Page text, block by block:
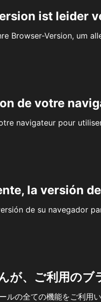
ist leider
Browser-Version, um
de votre
navigateur pour
la versión
de su navegador
が、ご利用の
ルの全ての機能をご利用